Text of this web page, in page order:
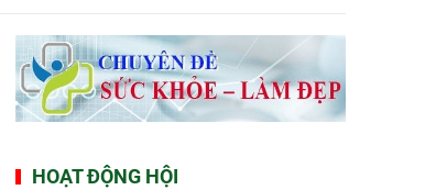
HOẠT ĐỘNG HỘI